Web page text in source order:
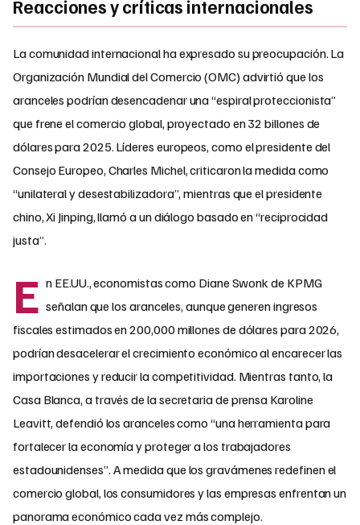
Reacciones y críticas internacionales
La comunidad internacional ha expresado su preocupación. La
Organización Mundial del Comercio (OMC) advirtió que los
aranceles podrían desencadenar una “espiral proteccionista”
que frene el comercio global, proyectado en 32 billones de
dólares para 2025. Líderes europeos, como el presidente del
Consejo Europeo, Charles Michel, criticaron la medida como
“unilateral y desestabilizadora”, mientras que el presidente
chino, Xi Jinping, llamó a un diálogo basado en “reciprocidad
justa”.
E n EE.UU., economistas como Diane Swonk de KPMG
señalan que los aranceles, aunque generen ingresos
fiscales estimados en 200,000 millones de dólares para 2026,
podrían desacelerar el crecimiento económico al encarecer las
importaciones y reducir la competitividad. Mientras tanto, la
Casa Blanca, a través de la secretaria de prensa Karoline
Leavitt, defendió los aranceles como “una herramienta para
fortalecer la economía y proteger a los trabajadores
estadounidenses”. A medida que los gravámenes redefinen el
comercio global, los consumidores y las empresas enfrentan un
panorama económico cada vez más complejo.